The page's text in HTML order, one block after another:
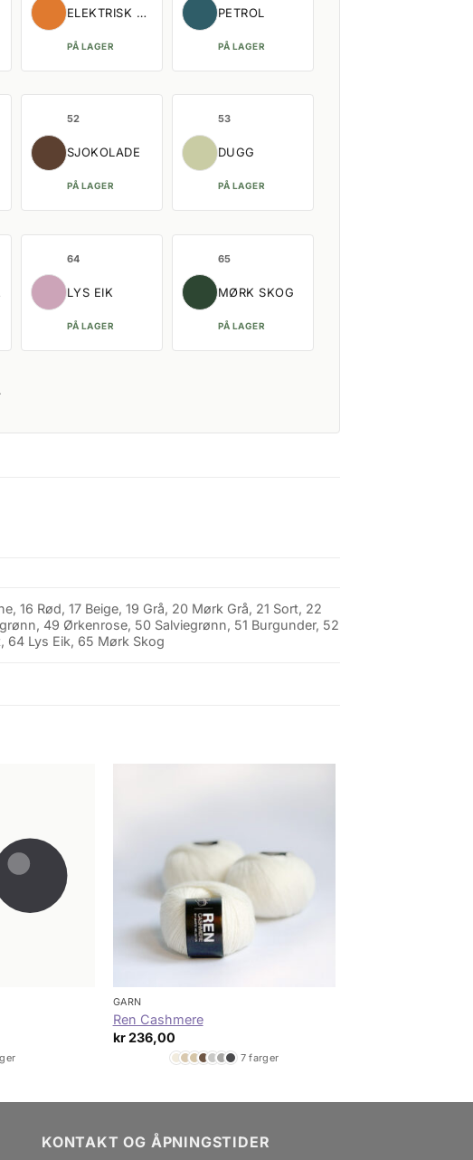
ELEKTRISK ORANSJE
PÅ LAGER
PETROL
PÅ LAGER
52
SJOKOLADE
PÅ LAGER
53
DUGG
PÅ LAGER
64
LYS EIK
PÅ LAGER
65
MØRK SKOG
PÅ LAGER
16 Rød, 17 Beige, 19 Grå, 20 Mørk Grå, 21 Sort, 22
49 Ørkenrose, 50 Salviegrønn, 51 Burgunder, 52
64 Lys Eik, 65 Mørk Skog
GARN
Ren Cashmere
kr236,00
7 farger
KONTAKT OG ÅPNINGSTIDER